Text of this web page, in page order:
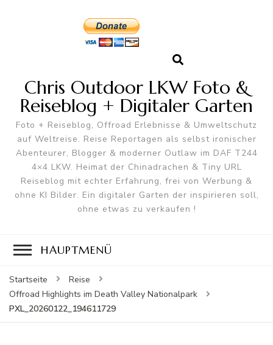
Chris Outdoor LKW Foto &
Reiseblog + Digitaler Garten
Foto + Reiseblog, Offroad Erlebnisse & Umweltschutz
auf Weltreise. Reise Reportagen als selbst ironischer
Abenteurer, Blogger & moderner Outlaw im DAF T244
4×4 LKW. Heimat der Chinadrachen & Tiny URL
Reiseblog mit echter Erfahrung, frei von Werbung &
ohne KI Bilder. Ein digitaler Garten der inspirieren soll,
ohne etwas zu verkaufen !
HAUPTMENÜ
Startseite
Reise
Offroad Highlights im Death Valley Nationalpark
PXL_20260122_194611729